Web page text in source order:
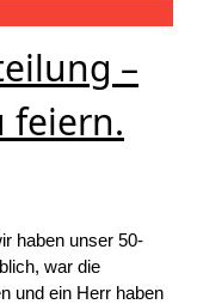
–
feiern.
haben unser 50-
war die
und ein Herr haben